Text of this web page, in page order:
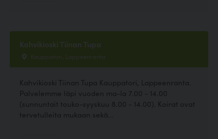
Kahvikioski Tiinan Tupa
Kauppatori, Lappeenranta
Kahvikioski Tiinan Tupa Kauppatori, Lappeenranta.
Palvelemme läpi vuoden ma-la 7.00 - 14.00
(sunnuntait touko-syyskuu 8.00 - 14.00). Koirat ovat
tervetulleita mukaan sekä...